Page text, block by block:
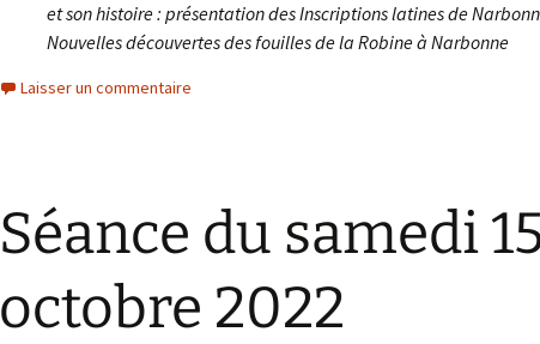
et son histoire : présentation des Inscriptions latines de
Nouvelles découvertes des fouilles de la Robine à Narbonne
Laisser un commentaire
Séance du samedi
octobre 2022